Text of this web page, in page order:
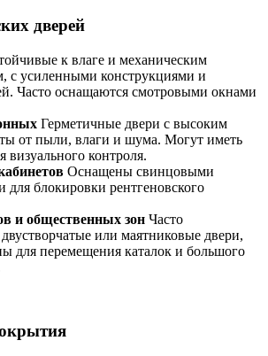
дверей
к влаге и механическим
с усиленными конструкциями и
Часто оснащаются смотровыми окнами
Герметичные двери с высоким
от пыли, влаги и шума. Могут иметь
визуального контроля.
Оснащены свинцовыми
для блокировки рентгеновского
и общественных зон Часто
или маятниковые двери,
для перемещения каталок и большого